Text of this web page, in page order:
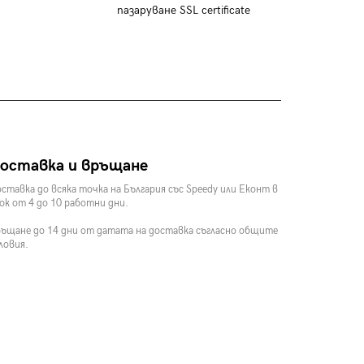
пазаруване SSL certificate
и връщане
до всяка точка на България със Speedy или Еконт в
от 4 до 10 работни дни.
до 14 дни от датата на доставка съгласно общите